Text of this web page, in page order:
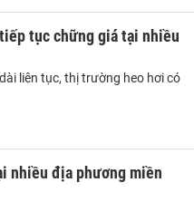
tục chững giá tại nhiều
liên tục, thị trường heo hơi có
nhiều địa phương miền